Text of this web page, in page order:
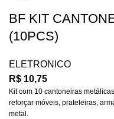
BF KIT
(10PCS)
ELETRONICO
R$ 10,75
Kit com 10 cantoneiras
reforçar móveis, prateleiras,
metal.